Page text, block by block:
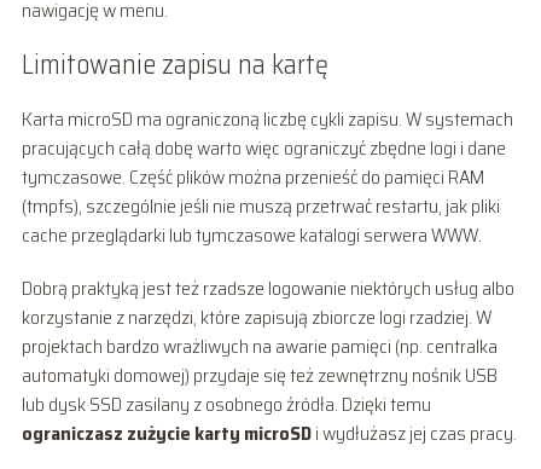
nawigację w menu.
Limitowanie zapisu na kartę
Karta microSD ma ograniczoną liczbę cykli zapisu. W systemach
pracujących całą dobę warto więc ograniczyć zbędne logi i dane
tymczasowe. Część plików można przenieść do pamięci RAM
(tmpfs), szczególnie jeśli nie muszą przetrwać restartu, jak pliki
cache przeglądarki lub tymczasowe katalogi serwera WWW.
Dobrą praktyką jest też rzadsze logowanie niektórych usług albo
korzystanie z narzędzi, które zapisują zbiorcze logi rzadziej. W
projektach bardzo wrażliwych na awarie pamięci (np. centralka
automatyki domowej) przydaje się też zewnętrzny nośnik USB
lub dysk SSD zasilany z osobnego źródła. Dzięki temu
ograniczasz zużycie karty microSDi wydłużasz jej czas pracy.